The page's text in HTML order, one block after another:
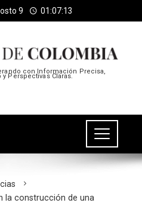
9 01:07:13
con Información Precisa,
Perspectivas Claras.
la construcción de una